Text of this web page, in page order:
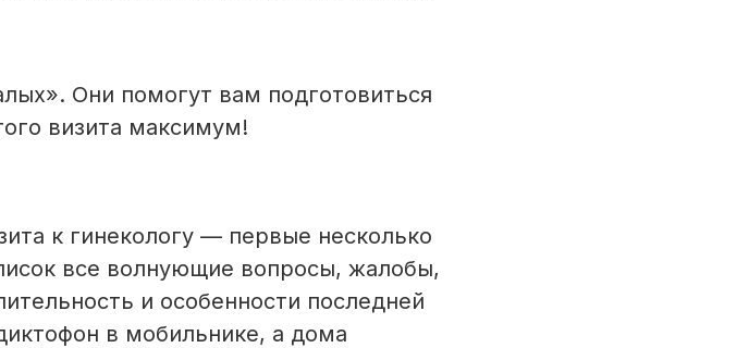
Они помогут вам подготовиться
визита максимум!
к гинекологу — первые несколько
все волнующие вопросы, жалобы,
и особенности последней
в мобильнике, а дома